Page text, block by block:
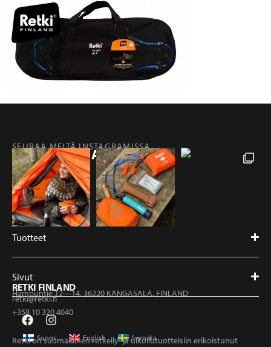
SEURAA MEITÄ INSTAGRAMISSA
@RETKIFINLAND
Tuotteet
Sivut
RETKI FINLAND
Hampuntie 12—14, 36220 KANGASALA, FINLAND
retki@retki.fi
+358 10 320 4040
Suomi English Svenska
Retki on suomalainen retkeily- ja ulkoilutuotteisiin erikoistunut